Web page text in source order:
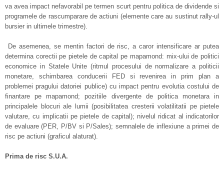
va avea impact nefavorabil pe termen scurt pentru politica de dividende si
programele de rascumparare de actiuni (elemente care au sustinut rally-ul
bursier in ultimele trimestre).
De asemenea, se mentin factori de risc, a caror intensificare ar putea
determina corectii pe pietele de capital pe mapamond: mix-ului de politici
economice in Statele Unite (ritmul procesului de normalizare a politicii
monetare, schimbarea conducerii FED si revenirea in prim plan a
problemei pragului datoriei publice) cu impact pentru evolutia costului de
finantare pe mapamond; pozitiile divergente de politica monetara in
principalele blocuri ale lumii (posibilitatea cresterii volatilitatii pe pietele
valutare, cu implicatii pe pietele de capital); nivelul ridicat al indicatorilor
de evaluare (PER, P/BV si P/Sales); semnalele de inflexiune a primei de
risc pe actiuni (graficul alaturat).
Prima de risc S.U.A.